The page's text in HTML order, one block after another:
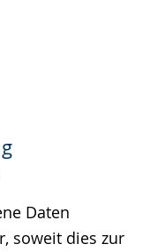
Daten
soweit dies zur